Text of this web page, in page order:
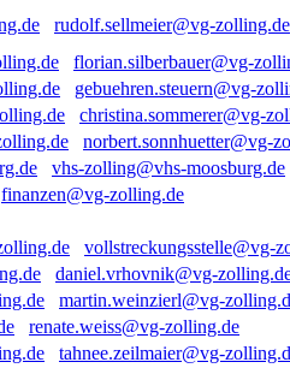
rudolf.sellmeier@vg-zolling.de
florian.silberbauer@vg-
gebuehren.steuern@vg-
christina.sommerer@vg-
norbert.sonnhuetter@vg-
vhs-zolling@vhs-moosburg.de
finanzen@vg-zolling.de
vollstreckungsstelle@vg-
daniel.vrhovnik@vg-
martin.weinzierl@vg-
renate.weiss@vg-zolling.de
tahnee.zeilmaier@vg-